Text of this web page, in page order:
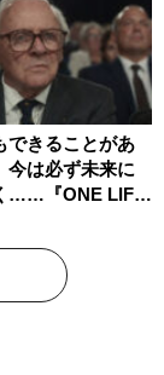
できることがあ
今は必ず未来に
……『ONE LIFE
の命』